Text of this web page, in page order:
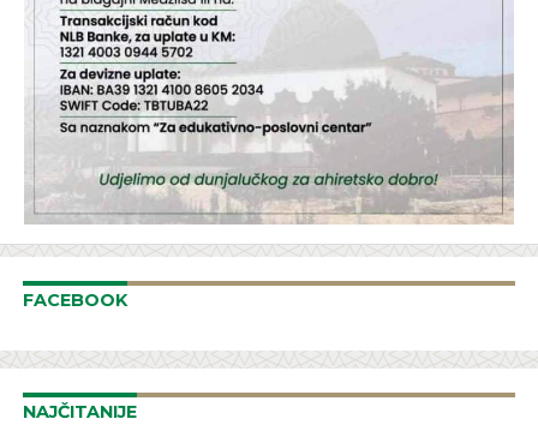
FACEBOOK
NAJČITANIJE